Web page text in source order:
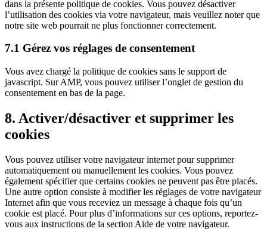
dans la présente politique de cookies. Vous pouvez désactiver
l’utilisation des cookies via votre navigateur, mais veuillez noter que
notre site web pourrait ne plus fonctionner correctement.
7.1 Gérez vos réglages de consentement
Vous avez chargé la politique de cookies sans le support de
javascript. Sur AMP, vous pouvez utiliser l’onglet de gestion du
consentement en bas de la page.
8. Activer/désactiver et supprimer les
cookies
Vous pouvez utiliser votre navigateur internet pour supprimer
automatiquement ou manuellement les cookies. Vous pouvez
également spécifier que certains cookies ne peuvent pas être placés.
Une autre option consiste à modifier les réglages de votre navigateur
Internet afin que vous receviez un message à chaque fois qu’un
cookie est placé. Pour plus d’informations sur ces options, reportez-
vous aux instructions de la section Aide de votre navigateur.